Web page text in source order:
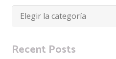
Categorías
Recent Posts